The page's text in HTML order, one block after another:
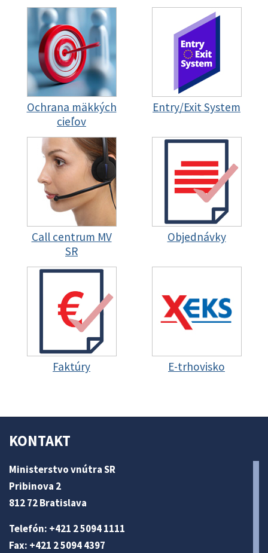
Ochrana mäkkých
cieľov
Entry/Exit System
Call centrum MV
SR
Objednávky
Faktúry E-trhovisko
KONTAKT
Ministerstvo vnútra SR
Pribinova 2
812 72 Bratislava
Telefón: +421 2 5094 1111
Fax: +421 2 5094 4397